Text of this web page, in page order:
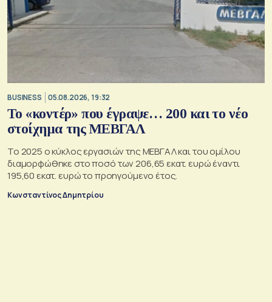
BUSINESS 05.08.2026, 19:32
Το «κοντέρ» που έγραψε… 200 και το νέο
στοίχημα της ΜΕΒΓΑΛ
Το 2025 ο κύκλος εργασιών της ΜΕΒΓΑΛ και του ομίλου
διαμορφώθηκε στο ποσό των 206,65 εκατ. ευρώ έναντι
195,60 εκατ. ευρώ το προηγούμενο έτος.
Κωνσταντίνος Δημητρίου